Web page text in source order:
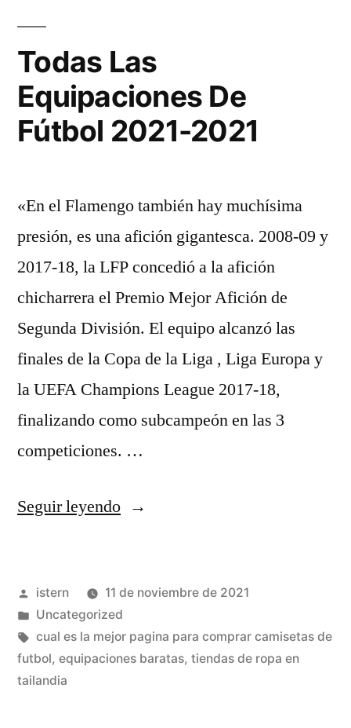
Todas Las
Equipaciones De
Fútbol 2021-2021
«En el Flamengo también hay muchísima
presión, es una afición gigantesca. 2008-09 y
2017-18, la LFP concedió a la afición
chicharrera el Premio Mejor Afición de
Segunda División. El equipo alcanzó las
finales de la Copa de la Liga , Liga Europa y
la UEFA Champions League 2017-18,
finalizando como subcampeón en las 3
competiciones. …
Seguir leyendo«Todas
De
Fútbol
2021-
Publicado
por
istern
11 de noviembre de 2021
Publicado
en
Uncategorized
Etiquetas:
cual es la mejor pagina para comprar camisetas de
futbol, equipaciones baratas, tiendas de ropa en
tailandia